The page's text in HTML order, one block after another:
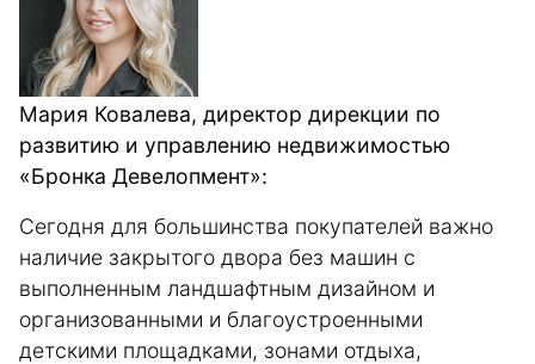
Мария Ковалева, директор дирекции по
развитию и управлению недвижимостью
«Бронка Девелопмент»:
Сегодня для большинства покупателей важно
наличие закрытого двора без машин с
выполненным ландшафтным дизайном и
организованными и благоустроенными
детскими площадками, зонами отдыха,